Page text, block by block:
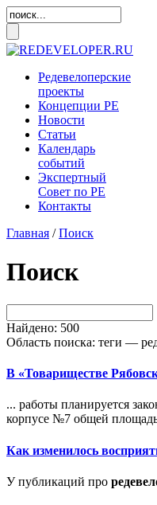
Редевелоперские
проекты
Концепции РЕ
Новости
Статьи
Календарь
событий
Экспертный
Совет по РЕ
Контакты
Главная /Поиск
Поиск
Найдено: 500
Область поиска: теги —
В «Товариществе
... работы планируется
корпусе №7 общей
Как изменилось
У публикаций про